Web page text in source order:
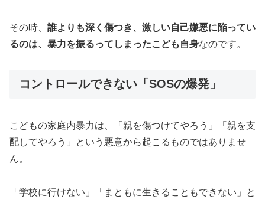
その時、 誰よりも深く傷つき、激しい自己嫌悪に陥ってい
るのは、暴力を振るってしまったこども自身なのです。
コントロールできない「SOSの爆発」
こどもの家庭内暴力は、「親を傷つけてやろう」「親を支
配してやろう」という悪意から起こるものではありませ
ん。
「学校に行けない」「まともに生きることもできない」と